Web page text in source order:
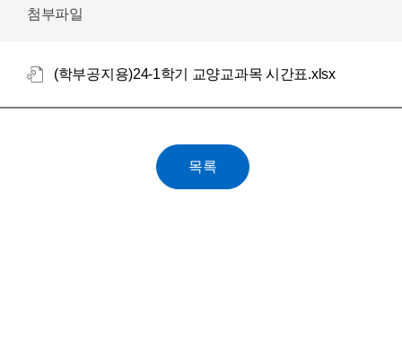
첨부파일
(학부공지용)24-1학기 교양교과목 시간표.xlsx